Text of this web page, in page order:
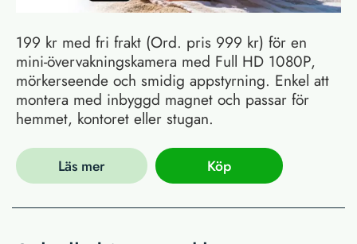
199 kr med fri frakt (Ord. pris 999 kr) för en
mini-övervakningskamera med Full HD 1080P,
mörkerseende och smidig appstyrning. Enkel att
montera med inbyggd magnet och passar för
hemmet, kontoret eller stugan.
Läs mer Köp